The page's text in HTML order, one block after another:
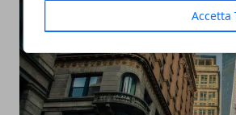
Accetta